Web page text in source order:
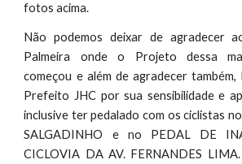
fotosacima.
Não podemos deixar de agradecer
Palmeira onde o Projeto dessa
começou e além de agradecer também,
Prefeito JHC por sua sensibilidade e
inclusive ter pedalado com os ciclistas
SALGADINHO e no PEDAL DE
CICLOVIA DA AV. FERNANDES